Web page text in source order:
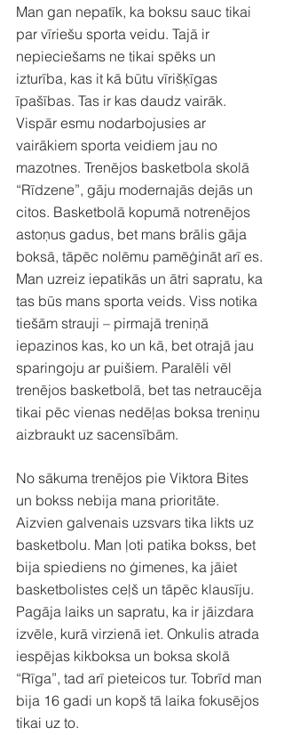
Man gan nepatīk, ka boksu sauc tikai
par vīriešu sporta veidu. Tajā ir
nepieciešams ne tikai spēks un
izturība, kas it kā būtu vīrišķīgas
īpašības. Tas ir kas daudz vairāk.
Vispār esmu nodarbojusies ar
vairākiem sporta veidiem jau no
mazotnes. Trenējos basketbola skolā
“Rīdzene”, gāju modernajās dejās un
citos. Basketbolā kopumā notrenējos
astoņus gadus, bet mans brālis gāja
boksā, tāpēc nolēmu pamēģināt arī es.
Man uzreiz iepatikās un ātri sapratu, ka
tas būs mans sporta veids. Viss notika
tiešām strauji – pirmajā treniņā
iepazinos kas, ko un kā, bet otrajā jau
sparingoju ar puišiem. Paralēli vēl
trenējos basketbolā, bet tas netraucēja
tikai pēc vienas nedēļas boksa treniņu
aizbraukt uz sacensībām.
No sākuma trenējos pie Viktora Bites
un bokss nebija mana prioritāte.
Aizvien galvenais uzsvars tika likts uz
basketbolu. Man ļoti patika bokss, bet
bija spiediens no ģimenes, ka jāiet
basketbolistes ceļš un tāpēc klausīju.
Pagāja laiks un sapratu, ka ir jāizdara
izvēle, kurā virzienā iet. Onkulis atrada
iespējas kikboksa un boksa skolā
“Rīga”, tad arī pieteicos tur. Tobrīd man
bija 16 gadi un kopš tā laika fokusējos
tikai uz to.